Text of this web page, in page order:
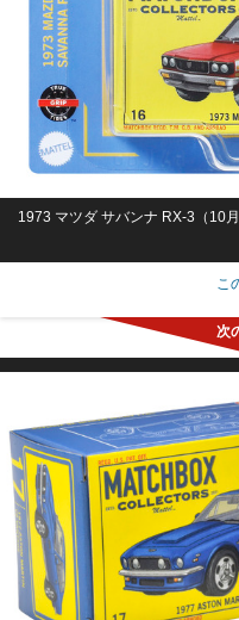
1973 マツダ サバンナ RX-3（10
こ